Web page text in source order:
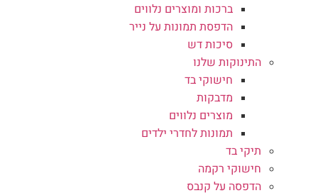
ברכות ומוצרים נלווים
הדפסת תמונות על נייר
סיכות דש
התינוקות שלנו
חישוקי בד
מדבקות
מוצרים נלווים
תמונות לחדרי ילדים
תיקי בד
חישוקי רקמה
הדפסה על קנבס